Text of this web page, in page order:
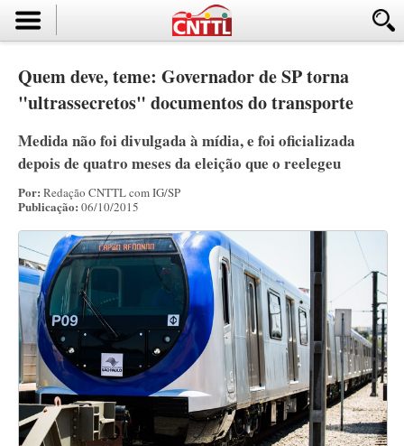
Quem deve, teme: Governador de SP torna
"ultrassecretos" documentos do transporte
Medida não foi divulgada à mídia, e foi oficializada
depois de quatro meses da eleição que o reelegeu
Por: Redação CNTTL com IG/SP
Publicação: 06/10/2015